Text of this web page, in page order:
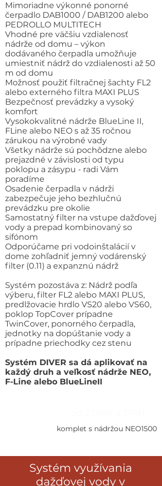
Mimoriadne výkonné ponorné
čerpadlo DAB1000 / DAB1200 alebo
PEDROLLO MULTITECH
Vhodné pre väčšiu vzdialenosť
nádrže od domu – výkon
dodávaného čerpadla umožňuje
umiestniť nádrž do vzdialenosti až 50
m od domu
Možnosť použiť filtračnej šachty FL2
alebo externého filtra MAXI PLUS
Bezpečnosť prevádzky a vysoký
komfort
Vysokokvalitné nádrže BlueLine II,
FLine alebo NEO s až 35 ročnou
zárukou na výrobné vady
Všetky nádrže sú pochôdzne alebo
prejazdné v závislosti od typu
poklopu a zásypu - radi Vám
poradíme
Osadenie čerpadla v nádrži
zabezpečuje jeho bezhlučnú
prevádzku pre okolie
Samostatný filter na vstupe dažďovej
vody a prepad kombinovaný so
sifónom
Odporúčame pri vodoinštalácií v
dome zohľadniť jemný vodárenský
filter (0.11) a expanznú nádrž
Systém pozostáva z: Nádrž podľa
výberu, filter FL2 alebo MAXI PLUS,
predlžovacie hrdlo VS20 alebo VS60,
poklop TopCover prípadne
TwinCover, ponorného čerpadla,
jednotky na dopúštanie vody a
prípadne priechodky cez stenu
Systém DIVER sa dá aplikovať na
každý druh a veľkosť nádrže NEO,
F-Line alebo BlueLineII
komplet s nádržou NEO1500
Systém využívania
dažďovej vody v